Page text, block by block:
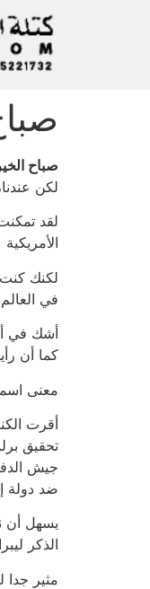
صباح
لكن
لقد
لكنك
في
أشك في
كما أن
معنى
أقرت
تحقيق
جيش
ضد دولة
يسهل أن
الذكر